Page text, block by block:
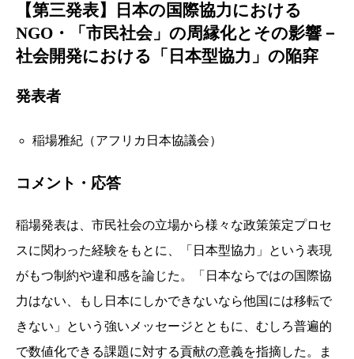
【第三発表】日本の国際協力における
NGO・「市民社会」の周縁化とその影響－
社会開発における「日本型協力」の陥穽
発表者
稲場雅紀（アフリカ日本協議会）
コメント・応答
稲場発表は、市民社会の立場から様々な政策策定プロセ
スに関わった経験をもとに、「日本型協力」という表現
がもつ制約や違和感を論じた。「日本ならではの国際協
力はない、もし日本にしかできないなら他国には移転で
きない」という強いメッセージとともに、むしろ普遍的
で数値化できる課題に対する貢献の意義を指摘した。ま